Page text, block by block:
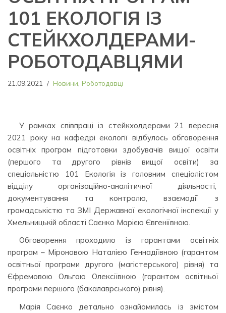
101 ЕКОЛОГІЯ ІЗ
СТЕЙКХОЛДЕРАМИ-
РОБОТОДАВЦЯМИ
21.09.2021 Новини Роботодавці
У рамках співпраці із стейкхолдерами 21 вересня
2021 року на кафедрі екології відбулось обговорення
освітніх програм підготовки здобувачів вищої освіти
(першого та другого рівнів вищої освіти) за
спеціальністю 101 Екологія із головним спеціалістом
відділу організаційно-аналітичної діяльності,
документування та контролю, взаємодії з
громадськістю та ЗМІ Державної екологічної інспекції у
Хмельницькій області Саєнко Марією Євгеніївною.
Обговорення проходило із гарантами освітніх
програм – Міроновою Наталією Геннадіївною (гарантом
освітньої програми другого (магістерського) рівня) та
Єфремовою Ольгою Олексіївною (гарантом освітньої
програми першого (бакалаврського) рівня).
Марія Саєнко детально ознайомилась із змістом